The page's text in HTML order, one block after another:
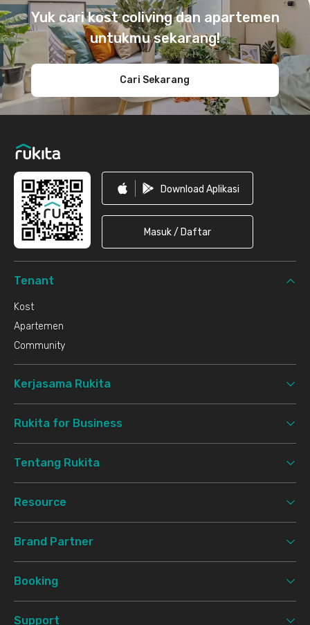
Yuk cari kost coliving dan apartemen
untukmu sekarang!
Cari Sekarang
Download Aplikasi
Masuk / Daftar
Tenant
Kost
Apartemen
Community
Kerjasama Rukita
Rukita for Business
Tentang Rukita
Resource
Brand Partner
Booking
Support